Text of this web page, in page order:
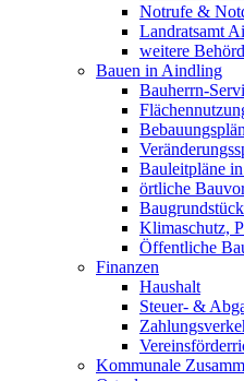
Notrufe &
Landratsamt
weitere
Bauen in Aindling
Bauherrn-
Bauleitpläne
örtliche
Klimaschutz,
Öffentliche
Finanzen
Haushalt
Steuer- &
Kommunale